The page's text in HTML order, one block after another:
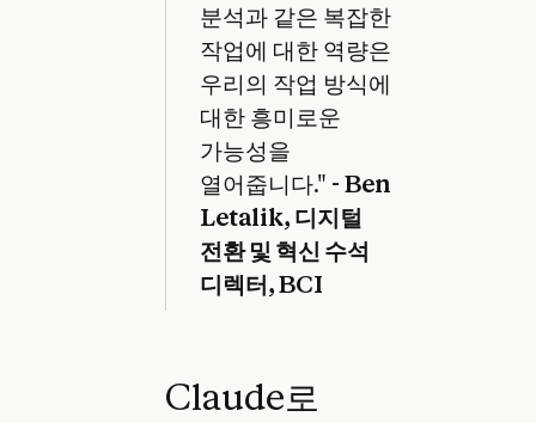
분석과 같은 복잡한
작업에 대한 역량은
우리의 작업 방식에
대한 흥미로운
가능성을
열어줍니다." -Ben
Letalik, 디지털
전환 및 혁신 수석
디렉터, BCI
Claude로